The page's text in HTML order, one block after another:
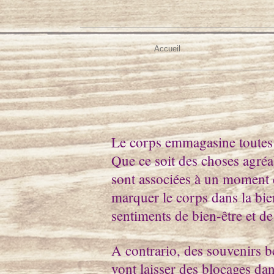
Accueil
Le corps emmagasine
Que ce soit des choses
sont associées à un
marquer le corps dans la
sentiments de bien-être et
A contrario, des souvenirs
vont laisser des blocages